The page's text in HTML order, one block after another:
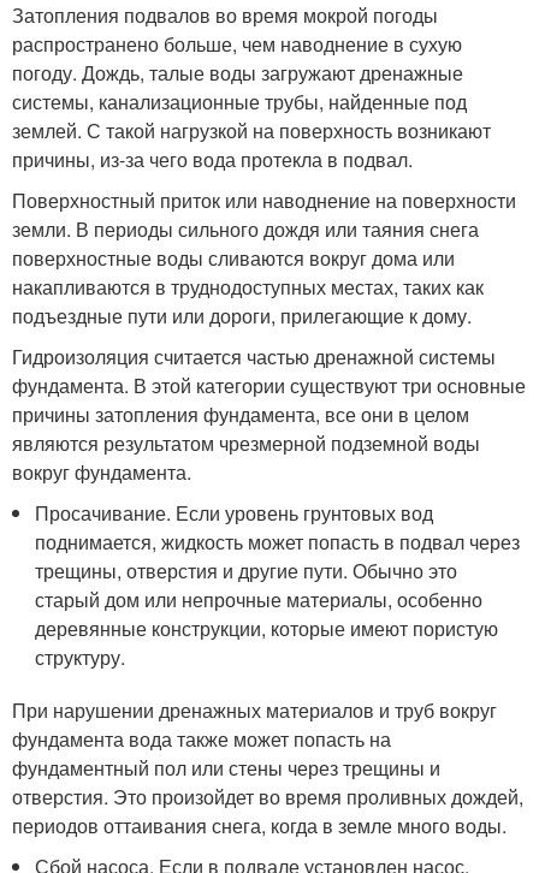
Затопления подвалов во время мокрой погоды
распространено больше, чем наводнение в сухую
погоду. Дождь, талые воды загружают дренажные
системы, канализационные трубы, найденные под
землей. С такой нагрузкой на поверхность возникают
причины, из-за чего вода протекла в подвал.
Поверхностный приток или наводнение на поверхности
земли. В периоды сильного дождя или таяния снега
поверхностные воды сливаются вокруг дома или
накапливаются в труднодоступных местах, таких как
подъездные пути или дороги, прилегающие к дому.
Гидроизоляция считается частью дренажной системы
фундамента. В этой категории существуют три основные
причины затопления фундамента, все они в целом
являются результатом чрезмерной подземной воды
вокруг фундамента.
Просачивание. Если уровень грунтовых вод
поднимается, жидкость может попасть в подвал через
трещины, отверстия и другие пути. Обычно это
старый дом или непрочные материалы, особенно
деревянные конструкции, которые имеют пористую
структуру.
При нарушении дренажных материалов и труб вокруг
фундамента вода также может попасть на
фундаментный пол или стены через трещины и
отверстия. Это произойдет во время проливных дождей,
периодов оттаивания снега, когда в земле много воды.
Сбой насоса. Если в подвале установлен насос,